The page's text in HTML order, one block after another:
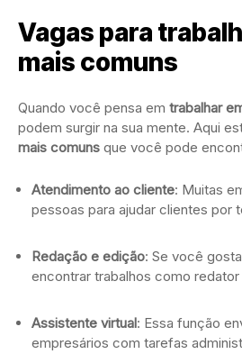
Vagas para
mais comuns
Quando você pensa em trabalhar
podem surgir na sua mente. Aqui
mais comuns que você pode
Atendimento ao cliente: Muitas
pessoas para ajudar clientes por
Redação e edição: Se você
encontrar trabalhos como
Assistente virtual: Essa função
empresários com tarefas